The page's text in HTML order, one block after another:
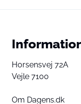
Horsensvej 72A
Vejle 7100
Om Dagens.dk